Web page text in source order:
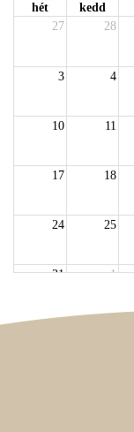
hét kedd
27
28
3 4
10 11
17 18
24 25
31 1